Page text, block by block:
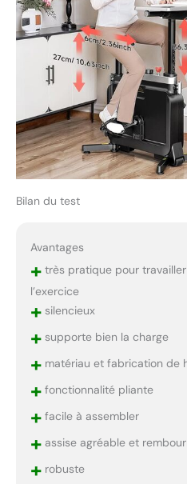
Bilan du test
Avantages
+très pratique pour
l’exercice
+silencieux
+supporte bien la charge
+matériau et fabrication de
+fonctionnalité pliante
+facile à assembler
+assise agréable et
+robuste